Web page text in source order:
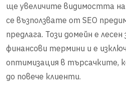
ще увеличите видимостта
се възползвате от SEO
предлага. Този домейн е лесен
финансови термини и е
оптимизация в търсачките,
до повече клиенти.